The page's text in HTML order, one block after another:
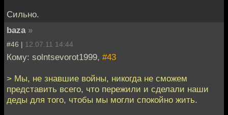
Сильно.
baza »
#46 | 12.07.11 14:44
Кому: solntsevorot1999, #43
> Мы, не знавшие войны, никогда не сможем
представить всего, что пережили и сделали наши
деды для того, чтобы мы могли спокойно жить.